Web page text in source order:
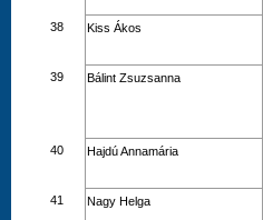
38 Kiss Ákos
39 Bálint Zsuzsanna
40 Hajdú Annamária
41 Nagy Helga